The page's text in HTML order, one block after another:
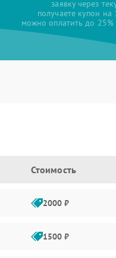
заявку через
получаете купон
можно оплатить до
Стоимость
2000 ₽
1500 ₽